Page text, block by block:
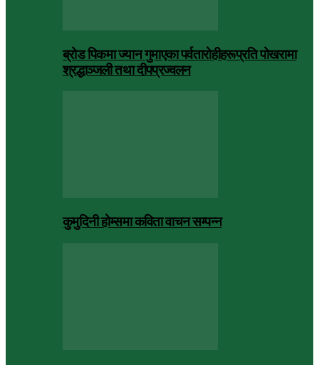
ब्रोड पिकमा ज्यान गुमाएका पर्वतारोहीहरूप्रति पोखरामा
श्रद्धाञ्जली तथा दीपप्रज्वलन
कुमुदिनी होम्समा कविता वाचन सम्पन्न